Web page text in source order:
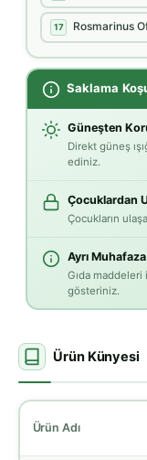
17 Rosmarinus
Saklama
Güneşten
Direkt güneş
ediniz.
Çocuklardan
Çocukların
Ayrı Muhafaza
Gıda maddeleri
gösteriniz.
Ürün Künyesi
Ürün Adı